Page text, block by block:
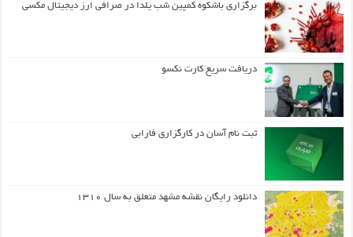
برگزاری باشکوه کمپین شب یلدا در صرافی ارز دیجیتال مکسی
دریافت سریع کارت نکسو
ثبت نام آسان در کارگزاری فارابی
دانلود رایگان نقشه مشهد متعلق به سال ۱۳۱۰